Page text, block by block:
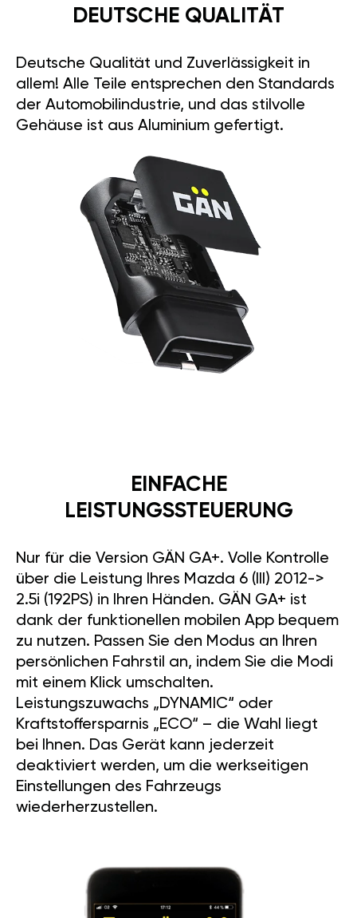
DEUTSCHE QUALITÄT
Deutsche Qualität und Zuverlässigkeit in
allem! Alle Teile entsprechen den Standards
der Automobilindustrie, und das stilvolle
Gehäuse ist aus Aluminium gefertigt.
EINFACHE
LEISTUNGSSTEUERUNG
Nur für die Version GÄN GA+. Volle Kontrolle
über die Leistung Ihres Mazda 6 (III) 2012->
2.5i (192PS) in Ihren Händen. GÄN GA+ ist
dank der funktionellen mobilen App bequem
zu nutzen. Passen Sie den Modus an Ihren
persönlichen Fahrstil an, indem Sie die Modi
mit einem Klick umschalten.
Leistungszuwachs „DYNAMIC“ oder
Kraftstoffersparnis „ECO“ – die Wahl liegt
bei Ihnen. Das Gerät kann jederzeit
deaktiviert werden, um die werkseitigen
Einstellungen des Fahrzeugs
wiederherzustellen.